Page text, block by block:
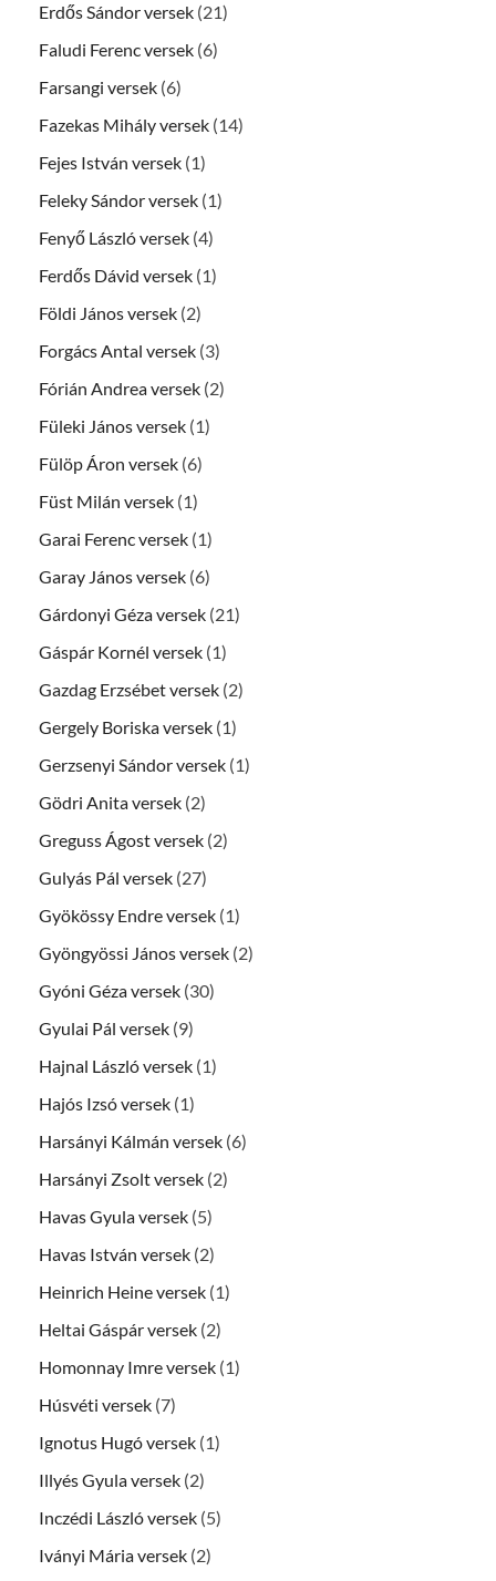
Erdős Sándor versek (21)
Faludi Ferenc versek (6)
Farsangi versek (6)
Fazekas Mihály versek (14)
Fejes István versek (1)
Feleky Sándor versek (1)
Fenyő László versek (4)
Ferdős Dávid versek (1)
Földi János versek (2)
Forgács Antal versek (3)
Fórián Andrea versek (2)
Füleki János versek (1)
Fülöp Áron versek (6)
Füst Milán versek (1)
Garai Ferenc versek (1)
Garay János versek (6)
Gárdonyi Géza versek (21)
Gáspár Kornél versek (1)
Gazdag Erzsébet versek (2)
Gergely Boriska versek (1)
Gerzsenyi Sándor versek (1)
Gödri Anita versek (2)
Greguss Ágost versek (2)
Gulyás Pál versek (27)
Gyökössy Endre versek (1)
Gyöngyössi János versek (2)
Gyóni Géza versek (30)
Gyulai Pál versek (9)
Hajnal László versek (1)
Hajós Izsó versek (1)
Harsányi Kálmán versek (6)
Harsányi Zsolt versek (2)
Havas Gyula versek (5)
Havas István versek (2)
Heinrich Heine versek (1)
Heltai Gáspár versek (2)
Homonnay Imre versek (1)
Húsvéti versek (7)
Ignotus Hugó versek (1)
Illyés Gyula versek (2)
Inczédi László versek (5)
Iványi Mária versek (2)